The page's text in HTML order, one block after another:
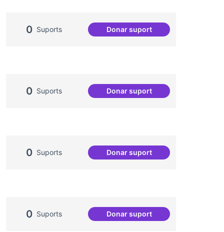
0 Suports Donar suportDinàmiques participatives
0 Suports Donar suportEscletxa digital i Xarxa
0 Suports Donar suportSocialització de la gent gran
0 Suports Donar suportSoledat i aïllament